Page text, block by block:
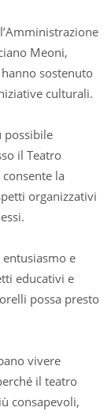
Meoni,
sostenuto
culturali.
possibile
il Teatro
la
organizzativi
e
educativi e
possa presto
vivere
il teatro
consapevoli,